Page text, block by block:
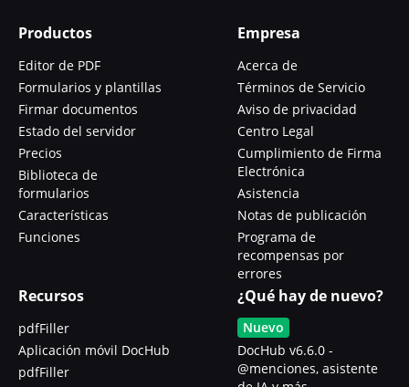
Productos
Editor de PDF
Formularios y plantillas
Firmar documentos
Estado del servidor
Precios
Biblioteca de
formularios
Características
Funciones
Empresa
Acerca de
Términos de Servicio
Aviso de privacidad
Centro Legal
Cumplimiento de Firma
Electrónica
Asistencia
Notas de publicación
Programa de
recompensas por
errores
Recursos
pdfFiller
Aplicación móvil DocHub
pdfFiller
¿Qué hay de nuevo?
Nuevo
DocHub v6.6.0 -
@menciones, asistente